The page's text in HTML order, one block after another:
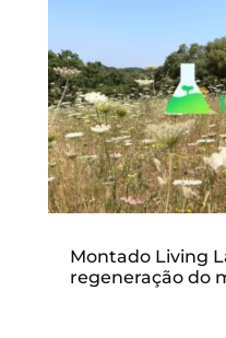
Montado Living
regeneração do